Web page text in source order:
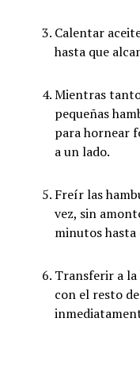
Calentar
hasta que
Mientras
pequeñas
para hornear
a un lado.
Freír las
vez, sin
minutos hasta
Transferir a
con el resto